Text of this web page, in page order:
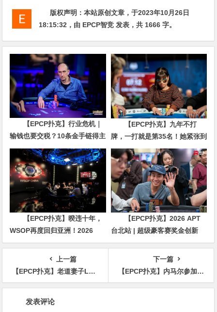
版权声明：本站原创文章，于2023年10月26日
18:15:32 ，由 EPCP智竞 发表，共 1666 字。
【EPCP扑克】行业危机｜
输钱也要交税？10条金手链得主
直言“扛不住”，主动砍掉四分之
三比赛
【EPCP扑克】九年不打
牌，一打就是第35名！她紧张到
脚悬空，但全世界以为她很淡定
【EPCP扑克】暌违十年，
WSOP再度回归亚洲！2026
APL济州站6月19-28日盛大登
【EPCP扑克】2026 APT
台北站 | 超级豪客赛奖金创新
高，美国选手Ethan
“Rampage” Yau领跑全场！
上一篇
【EPCP扑克】老道妻子Louise Brunson随爱人去了，62年的婚姻是扑克圈的典范
下一篇
【EPCP扑克】内马尔参加扑克比赛：“我不在乎奖金，我只想要冠军！”
发表评论